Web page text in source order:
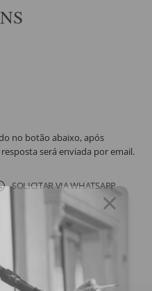
no botão abaixo, após
será enviada por email.
SOLICITAR VIA WHATSAPP